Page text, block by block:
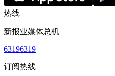
热线
新报业媒体总机
63196319
订阅热线